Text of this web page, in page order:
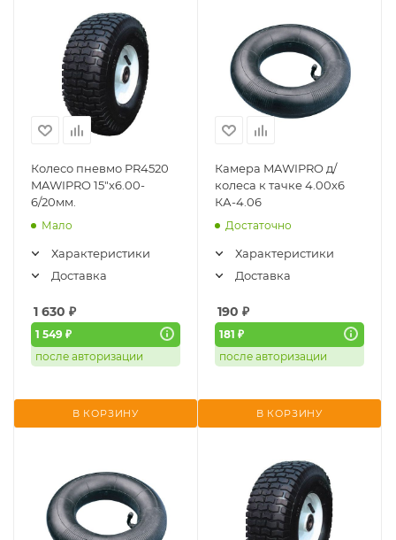
Колесо пневмо PR4520
MAWIPRO 15"х6.00-
6/20мм.
Мало
Характеристики
Доставка
1 630 ₽
1 549 ₽
после авторизации
В КОРЗИНУ
Камера MAWIPRO д/
колеса к тачке 4.00х6
КА-4.06
Достаточно
Характеристики
Доставка
190 ₽
181 ₽
после авторизации
В КОРЗИНУ